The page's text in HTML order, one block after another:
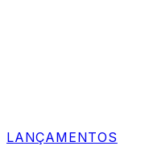
LANÇAMENTOS